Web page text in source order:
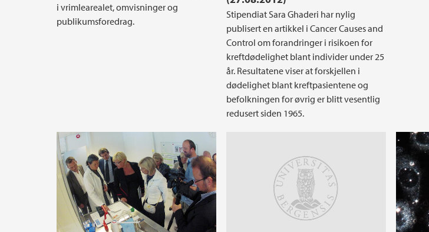
i vrimlearealet, omvisninger og
publikumsforedrag.
Stipendiat Sara Ghaderi har nylig
publisert en artikkel i Cancer Causes and
Control om forandringer i risikoen for
kreftdødelighet blant individer under 25
år. Resultatene viser at forskjellen i
dødelighet blant kreftpasientene og
befolkningen for øvrig er blitt vesentlig
redusert siden 1965.